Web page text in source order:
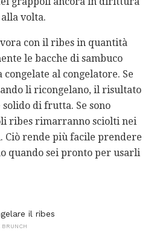
volta.
con il ribes in quantità
le bacche di sambuco
al congelatore. Se
li ricongelano, il risultato
di frutta. Se sono
ribes rimarranno sciolti nei
Ciò rende più facile prendere
quando sei pronto per usarli
il ribes